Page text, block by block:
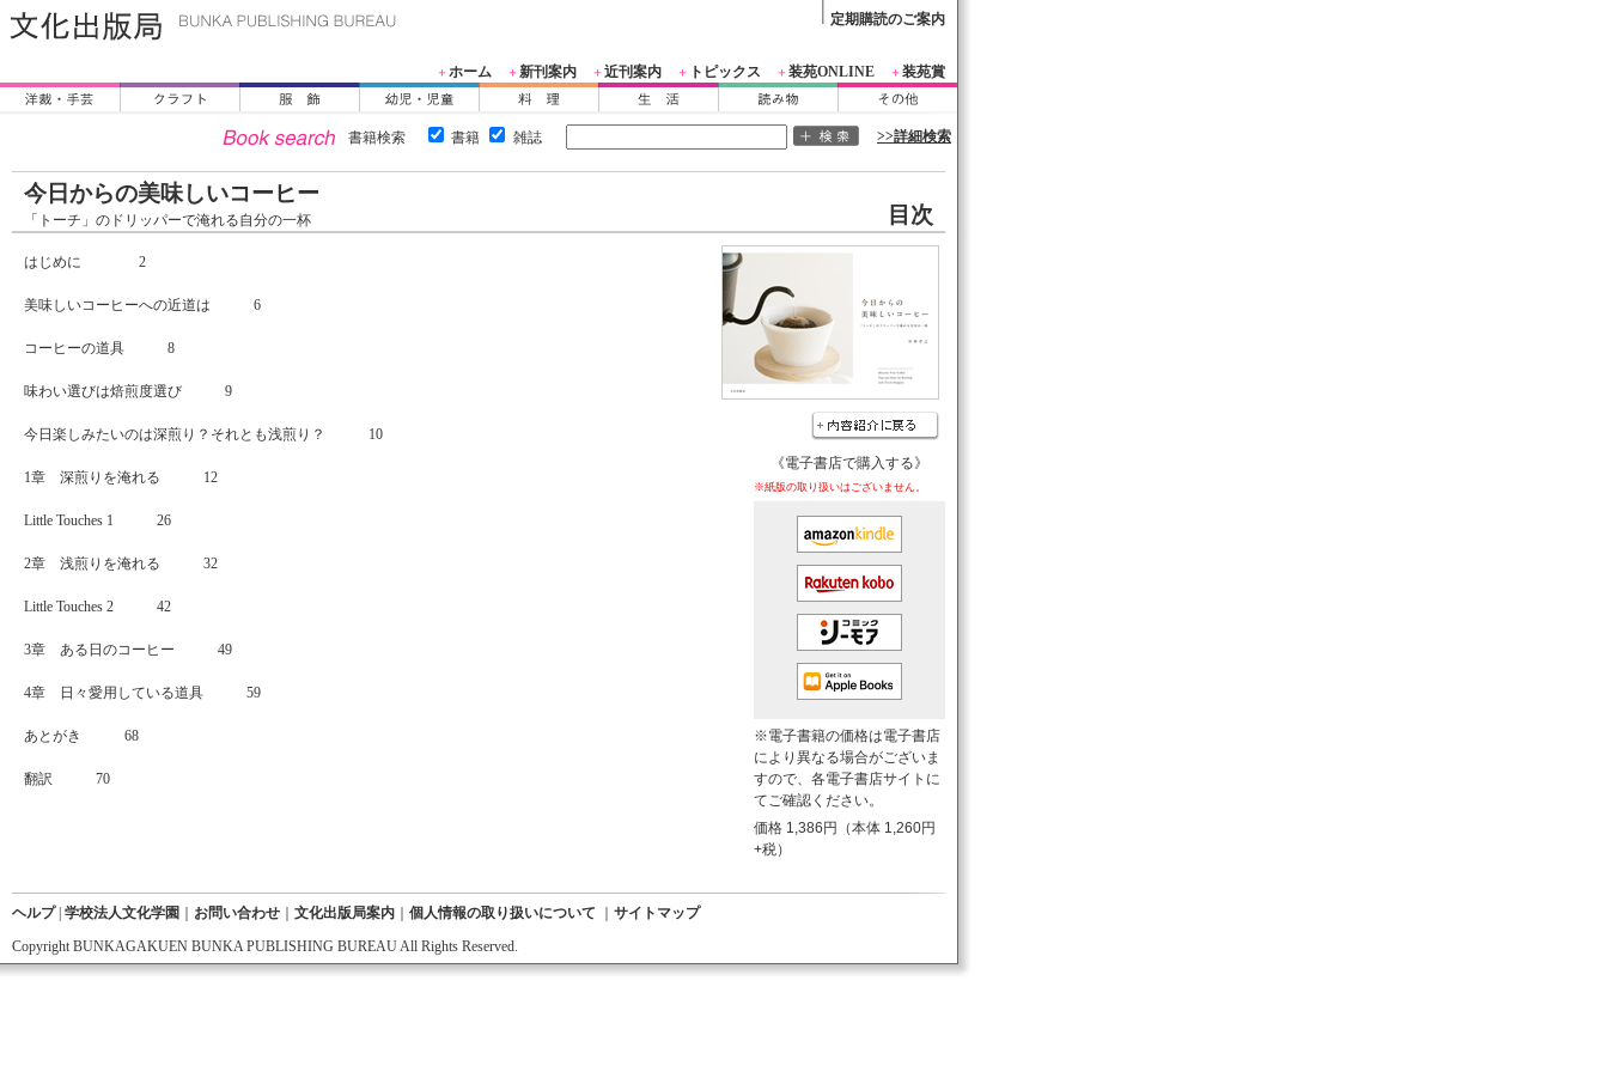
定期購読のご案内
＋ホーム ＋新刊案内 ＋近刊案内 ＋ トピックス ＋装苑ONLINE ＋装苑賞
書籍検索 書籍 雑誌 >>詳細検索
今日からの美味しいコーヒー
「トーチ」のドリッパーで淹れる自分の一杯 目次
はじめに 2
美味しいコーヒーへの近道は 6
コーヒーの道具 8
味わい選びは焙煎度選び 9
今日楽しみたいのは深煎り？それとも浅煎り？ 10
1章 深煎りを淹れる 12
Little Touches 1 26
2章 浅煎りを淹れる 32
Little Touches 2 42
3章 ある日のコーヒー 49
4章 日々愛用している道具 59
あとがき 68
翻訳 70
《電子書店で購入する》
※紙版の取り扱いはございません。
※電子書籍の価格は電子書店
により異なる場合がございま
すので、各電子書店サイトに
てご確認ください。
価格 1,386円（本体 1,260円
+税）
ヘルプ| 学校法人文化学園 お問い合わせ 文化出版局案内 個人情報の取り扱いについて
サイトマップ
Copyright BUNKAGAKUEN BUNKA PUBLISHING BUREAU All Rights Reserved.